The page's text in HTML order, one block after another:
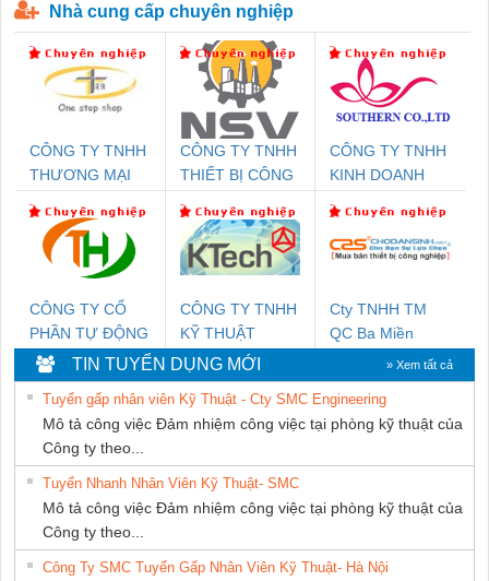
Nhà cung cấp chuyên nghiệp
CÔNG TY TNHH
THƯƠNG MẠI
NAM
CÔNG TY TNHH
THIẾT BỊ CÔNG
SETSUBI VIỆT
NAM
CÔNG TY TNHH
KINH DOANH
PHƯƠNG NAM
CÔNG TY CỔ
PHẦN TỰ ĐỘNG
TIẾN HƯNG
CÔNG TY TNHH
KỸ THUẬT
KTECH VIỆT
NAM
Cty TNHH TM
QC Ba Miền
TIN TUYỂN DỤNG MỚI » Xem tất cả
Tuyển gấp nhân viên Kỹ Thuật - Cty SMC Engineering
Mô tả công việc Đảm nhiệm công việc tại phòng kỹ thuật của
Công ty theo...
Tuyển Nhanh Nhân Viên Kỹ Thuật- SMC
Mô tả công việc Đảm nhiệm công việc tại phòng kỹ thuật của
Công ty theo...
Công Ty SMC Tuyển Gấp Nhân Viên Kỹ Thuật- Hà Nội